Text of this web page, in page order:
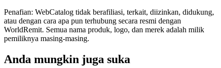
Penafian: WebCatalog tidak berafiliasi, terkait, diizinkan, didukung,
atau dengan cara apa pun terhubung secara resmi dengan
WorldRemit. Semua nama produk, logo, dan merek adalah milik
pemiliknya masing-masing.
Anda mungkin juga suka